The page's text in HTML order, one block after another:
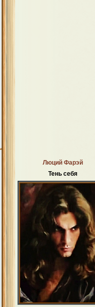
Люций Фарэй
Тень себя